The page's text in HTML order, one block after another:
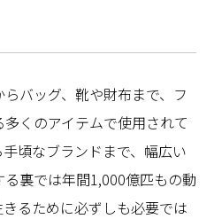
バッグ、靴や財布まで、フ
くのアイテムで使用されて
頃なブランドまで、幅広い
裏では年間1,000億匹もの動
るために必ずしも必要では